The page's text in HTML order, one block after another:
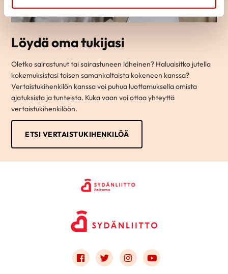
Löydä oma tukijasi
Oletko sairastunut tai sairastuneen läheinen? Haluaisitko jutella
kokemuksistasi toisen samankaltaista kokeneen kanssa?
Vertaistukihenkilön kanssa voi puhua luottamuksella omista
ajatuksista ja tunteista. Kuka vaan voi ottaa yhteyttä
vertaistukihenkilöön.
ETSI VERTAISTUKIHENKILÖÄ
Link to facebook
Link to twitter
Link to instagram
Link to youtube